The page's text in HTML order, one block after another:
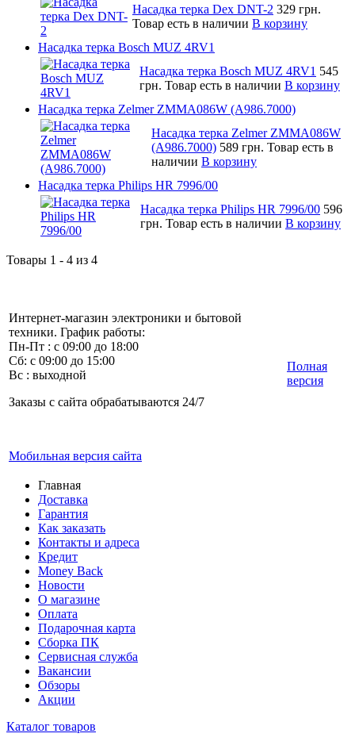
Насадка терка Dex DNT-2 329 грн.
Товар есть в наличии В корзину
Насадка терка Bosch MUZ 4RV1
Насадка терка Bosch MUZ 4RV1 545
грн. Товар есть в наличии В корзину
Насадка терка Zelmer ZMMA086W (A986.7000)
Насадка терка Zelmer ZMMA086W
(A986.7000) 589 грн. Товар есть в
наличии В корзину
Насадка терка Philips HR 7996/00
Насадка терка Philips HR 7996/00 596
грн. Товар есть в наличии В корзину
Товары 1 - 4 из 4
Интернет-магазин электроники и бытовой
техники. График работы:
Пн-Пт : с 09:00 до 18:00
Сб: с 09:00 до 15:00
Вс : выходной
Заказы с сайта обрабатываются 24/7
Мобильная версия сайта
Полная
версия
Главная
Доставка
Гарантия
Как заказать
Контакты и адреса
Кредит
Money Back
Новости
О магазине
Оплата
Подарочная карта
Сборка ПК
Сервисная служба
Вакансии
Обзоры
Акции
Каталог товаров